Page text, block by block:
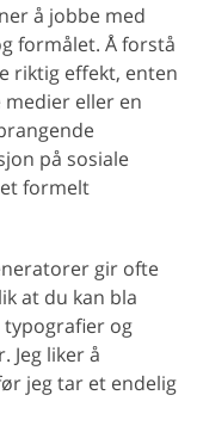
å jobbe med
formålet. Å forstå
riktig effekt, enten
eller en
på sosiale
formelt
gir ofte
at du kan bla
typografier og
Jeg liker å
jeg tar et endelig